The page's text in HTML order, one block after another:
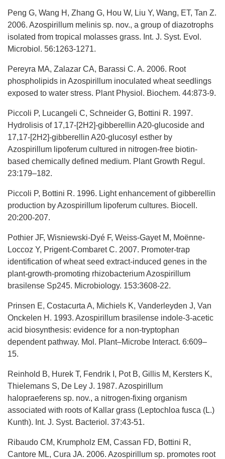
Peng G, Wang H, Zhang G, Hou W, Liu Y, Wang, ET, Tan Z.
2006. Azospirillum melinis sp. nov., a group of diazotrophs
isolated from tropical molasses grass. Int. J. Syst. Evol.
Microbiol. 56:1263-1271.
Pereyra MA, Zalazar CA, Barassi C. A. 2006. Root
phospholipids in Azospirillum inoculated wheat seedlings
exposed to water stress. Plant Physiol. Biochem. 44:873-9.
Piccoli P, Lucangeli C, Schneider G, Bottini R. 1997.
Hydrolisis of 17,17-[2H2]-gibberellin A20-glucoside and
17,17-[2H2]-gibberellin A20-glucosyl esther by
Azospirillum lipoferum cultured in nitrogen-free biotin-
based chemically defined medium. Plant Growth Regul.
23:179–182.
Piccoli P, Bottini R. 1996. Light enhancement of gibberellin
production by Azospirillum lipoferum cultures. Biocell.
20:200-207.
Pothier JF, Wisniewski-Dyé F, Weiss-Gayet M, Moënne-
Loccoz Y, Prigent-Combaret C. 2007. Promoter-trap
identification of wheat seed extract-induced genes in the
plant-growth-promoting rhizobacterium Azospirillum
brasilense Sp245. Microbiology. 153:3608-22.
Prinsen E, Costacurta A, Michiels K, Vanderleyden J, Van
Onckelen H. 1993. Azospirillum brasilense indole-3-acetic
acid biosynthesis: evidence for a non-tryptophan
dependent pathway. Mol. Plant–Microbe Interact. 6:609–
15.
Reinhold B, Hurek T, Fendrik I, Pot B, Gillis M, Kersters K,
Thielemans S, De Ley J. 1987. Azospirillum
halopraeferens sp. nov., a nitrogen-fixing organism
associated with roots of Kallar grass (Leptochloa fusca (L.)
Kunth). Int. J. Syst. Bacteriol. 37:43-51.
Ribaudo CM, Krumpholz EM, Cassan FD, Bottini R,
Cantore ML, Cura JA. 2006. Azospirillum sp. promotes root